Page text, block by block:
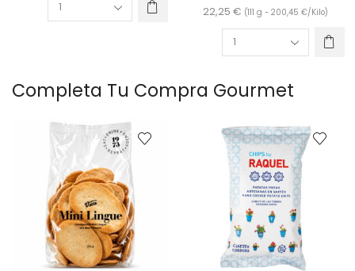
22,25 € (111 g - 200,45 €/Kilo)
Completa Tu Compra Gourmet